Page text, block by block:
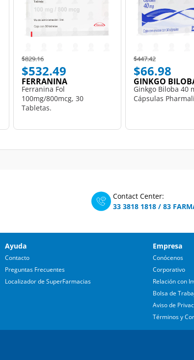
Price reduced from
$829.16to
$532.49
FERRANINA
Ferranina Fol
100mg/800mcg, 30
Tabletas.
Price reduced from
$447.42to
$66.98
GINKGO
Ginkgo Biloba 40
Cápsulas
Contact Center:
33 3818 1818 / 83
Ayuda
Contacto
Preguntas Frecuentes
Localizador de SuperFarmacias
Empresa
Conócenos
Corporativo
Relación con
Bolsa de
Aviso de
Términos y